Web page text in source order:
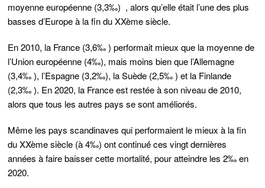
moyenne européenne (3,3‰) , alors qu’elle était l’une des plus
basses d’Europe à la fin du XXème siècle.
En 2010, la France (3,6‰ ) performait mieux que la moyenne de
l’Union européenne (4‰), mais moins bien que l’Allemagne
(3,4‰ ), l’Espagne (3,2‰), la Suède (2,5‰ ) et la Finlande
(2,3‰ ). En 2020, la France est restée à son niveau de 2010,
alors que tous les autres pays se sont améliorés.
Même les pays scandinaves qui performaient le mieux à la fin
du XXème siècle (à 4‰) ont continué́ ces vingt dernières
années à faire baisser cette mortalité́, pour atteindre les 2‰ en
2020.